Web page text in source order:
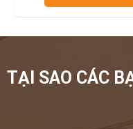
TẠI SAO CÁC